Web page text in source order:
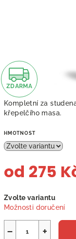
Kompletní za
křepelčího masa.
HMOTNOST
od 275
cena:
Zvolte variantu
Možnosti doručení
+
−
Z
D
A
R
M
A
ZDARMA